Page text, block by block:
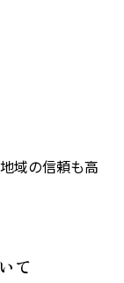
域の信頼も高
て